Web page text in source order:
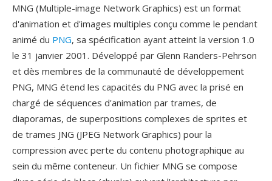
MNG (Multiple-image Network Graphics) est un format
d'animation et d'images multiples conçu comme le pendant
animé du PNG, sa spécification ayant atteint la version 1.0
le 31 janvier 2001. Développé par Glenn Randers-Pehrson
et dès membres de la communauté de développement
PNG, MNG étend les capacités du PNG avec la prisé en
chargé de séquences d'animation par trames, de
diaporamas, de superpositions complexes de sprites et
de trames JNG (JPEG Network Graphics) pour la
compression avec perte du contenu photographique au
sein du même conteneur. Un fichier MNG se compose